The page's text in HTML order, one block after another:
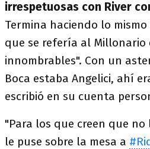
irrespetuosas con River
Termina haciendo lo
que se refería al Millonario
innombrables". Con un
Boca estaba Angelici, ahí
escribió en su cuenta
"Para los que creen que
le puse sobre la mesa a